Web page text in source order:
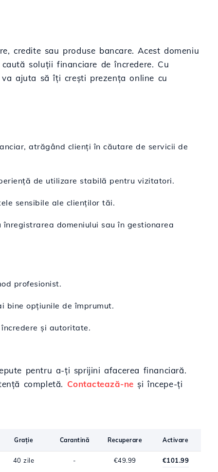
credite sau produse bancare. Acest domeniu
soluții financiare de încredere. Cu
ajuta să îți crești prezența online cu
atrăgând clienți în căutare de servicii de
de utilizare stabilă pentru vizitatori.
sensibile ale clienților tăi.
domeniului sau în gestionarea
profesionist.
bine opțiunile de împrumut.
și autoritate.
pentru a-ți sprijini afacerea financiară.
completă. Contactează-ne și începe-ți
Grație Carantină Recuperare Activare
40 zile - €49.99 €101.99